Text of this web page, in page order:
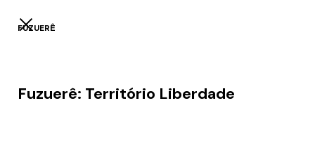
FUZUERÊ
Fuzuerê: Território Liberdade